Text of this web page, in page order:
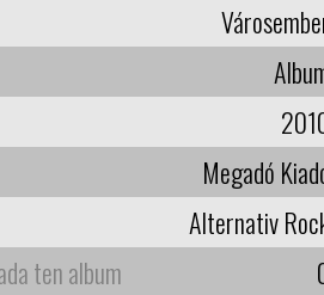
Megadó
Alternativ
ten album